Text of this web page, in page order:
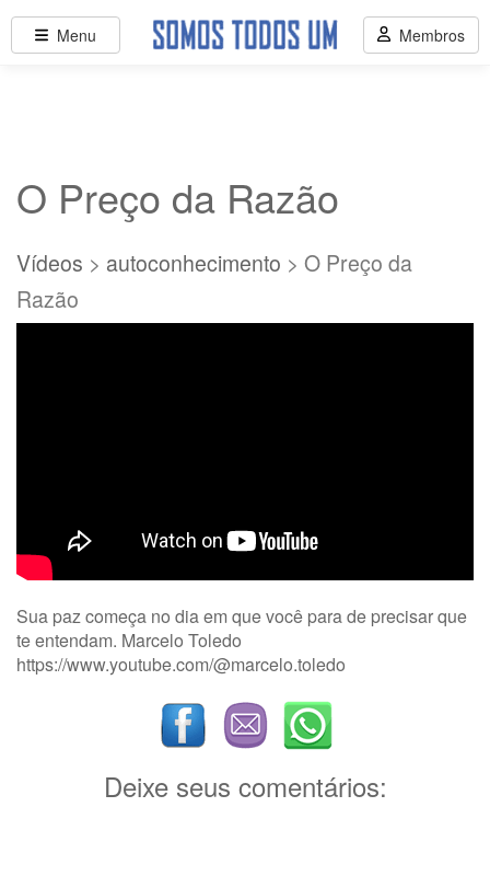
O Preço da Razão
Vídeos > autoconhecimento > O Preço da
Razão
Sua paz começa no dia em que você para de precisar que
te entendam. Marcelo Toledo
https://www.youtube.com/@marcelo.toledo
Deixe seus comentários:
Menu Membros